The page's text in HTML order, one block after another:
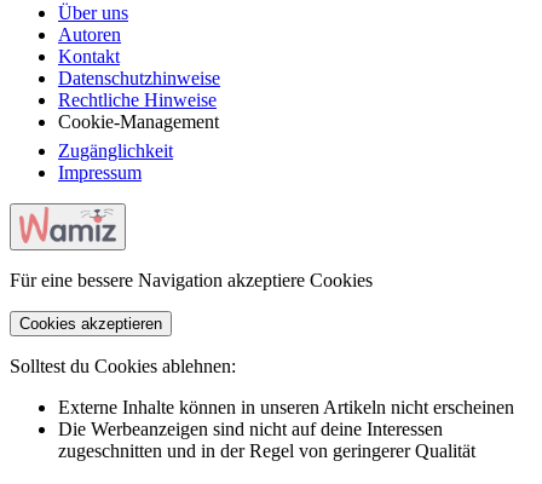
Über uns
Autoren
Kontakt
Datenschutzhinweise
Rechtliche Hinweise
Cookie-Management
Zugänglichkeit
Impressum
Für eine bessere Navigation akzeptiere Cookies
Cookies akzeptieren
Solltest du Cookies ablehnen:
Externe Inhalte können in unseren Artikeln nicht erscheinen
Die Werbeanzeigen sind nicht auf deine Interessen
zugeschnitten und in der Regel von geringerer Qualität